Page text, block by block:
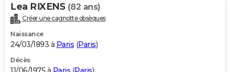
Lea RIXENS (82 ans)
Créer une cagnotte obsèques
Naissance
24/03/1893 à Paris (Paris)
Décès